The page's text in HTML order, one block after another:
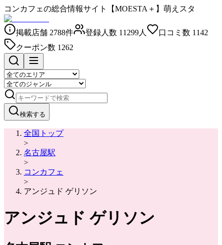
コンカフェの総合情報サイト【MOESTA＋】萌えスタ
掲載店舗 2788件 登録人数 11299人 口コミ数 1142
クーポン数 1262
検索する
全国トップ
>
名古屋駅
>
コンカフェ
>
アンジュド ゲリソン
アンジュド ゲリソン